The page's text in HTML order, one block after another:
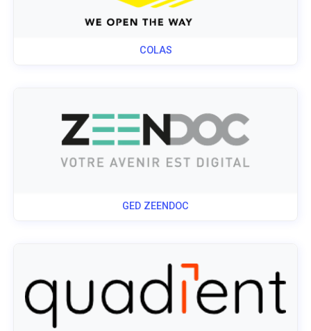
COLAS
GED ZEENDOC